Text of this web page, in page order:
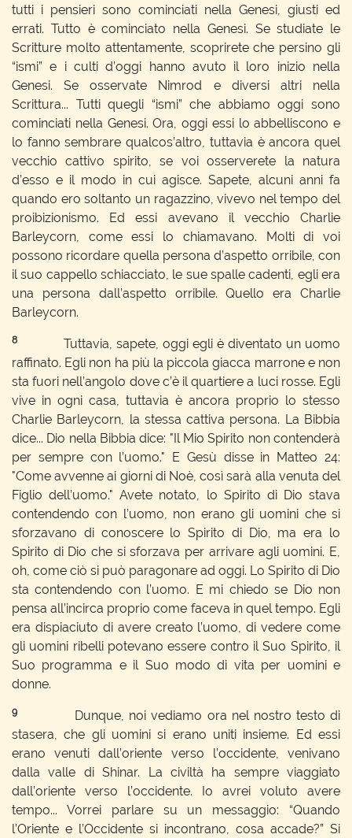
tutti i pensieri sono cominciati nella Genesi, giusti ed
errati. Tutto è cominciato nella Genesi. Se studiate le
Scritture molto attentamente, scoprirete che persino gli
“ismi” e i culti d’oggi hanno avuto il loro inizio nella
Genesi. Se osservate Nimrod e diversi altri nella
Scrittura... Tutti quegli “ismi” che abbiamo oggi sono
cominciati nella Genesi. Ora, oggi essi lo abbelliscono e
lo fanno sembrare qualcos’altro, tuttavia è ancora quel
vecchio cattivo spirito, se voi osserverete la natura
d’esso e il modo in cui agisce. Sapete, alcuni anni fa
quando ero soltanto un ragazzino, vivevo nel tempo del
proibizionismo. Ed essi avevano il vecchio Charlie
Barleycorn, come essi lo chiamavano. Molti di voi
possono ricordare quella persona d’aspetto orribile, con
il suo cappello schiacciato, le sue spalle cadenti, egli era
una persona dall’aspetto orribile. Quello era Charlie
Barleycorn.
8
Tuttavia, sapete, oggi egli è diventato un uomo
raffinato. Egli non ha più la piccola giacca marrone e non
sta fuori nell’angolo dove c’è il quartiere a luci rosse. Egli
vive in ogni casa, tuttavia è ancora proprio lo stesso
Charlie Barleycorn, la stessa cattiva persona. La Bibbia
dice... Dio nella Bibbia dice: "Il Mio Spirito non contenderà
per sempre con l’uomo." E Gesù disse in Matteo 24:
"Come avvenne ai giorni di Noè, così sarà alla venuta del
Figlio dell’uomo." Avete notato, lo Spirito di Dio stava
contendendo con l’uomo, non erano gli uomini che si
sforzavano di conoscere lo Spirito di Dio, ma era lo
Spirito di Dio che si sforzava per arrivare agli uomini. E,
oh, come ciò si può paragonare ad oggi. Lo Spirito di Dio
sta contendendo con l’uomo. E mi chiedo se Dio non
pensa all’incirca proprio come faceva in quel tempo. Egli
era dispiaciuto di avere creato l’uomo, di vedere come
gli uomini ribelli potevano essere contro il Suo Spirito, il
Suo programma e il Suo modo di vita per uomini e
donne.
9
Dunque, noi vediamo ora nel nostro testo di
stasera, che gli uomini si erano uniti insieme. Ed essi
erano venuti dall’oriente verso l’occidente, venivano
dalla valle di Shinar. La civiltà ha sempre viaggiato
dall’oriente verso l’occidente. Io avrei voluto avere
tempo... Vorrei parlare su un messaggio: “Quando
l’Oriente e l’Occidente si incontrano, cosa accade?” Si